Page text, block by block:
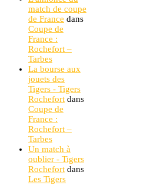
match de coupe
de France dans
Coupe de
France :
Rochefort –
Tarbes
La bourse aux
jouets des
Tigers - Tigers
Rochefort dans
Coupe de
France :
Rochefort –
Tarbes
Un match à
oublier - Tigers
Rochefort dans
Les Tigers